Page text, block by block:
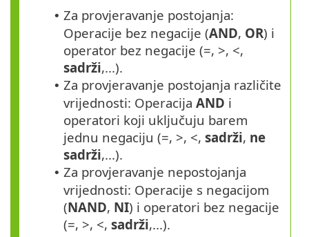
• Za provjeravanje postojanja:
Operacije bez negacije (AND, OR) i
operator bez negacije (=, >, <,
sadrži,...).
• Za provjeravanje postojanja različite
vrijednosti: Operacija AND i
operatori koji uključuju barem
jednu negaciju (=, >, <, sadrži, ne
sadrži,...).
• Za provjeravanje nepostojanja
vrijednosti: Operacije s negacijom
(NAND, NI) i operatori bez negacije
(=, >, <, sadrži,...).